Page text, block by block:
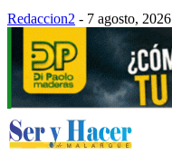
Redaccion2 - 7 agosto, 2026